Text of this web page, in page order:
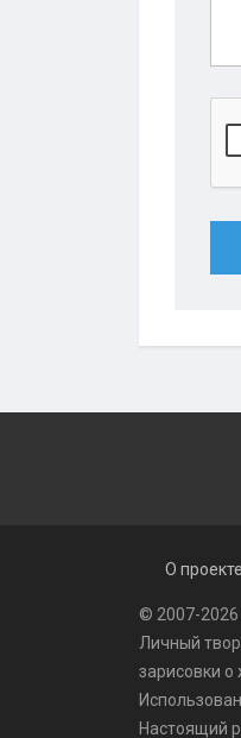
О проекте
© 2007-2026
Личный
зарисовки о
Настоящий